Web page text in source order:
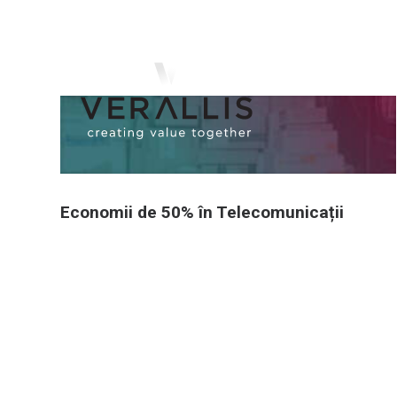
Economii de 50% în Telecomunicații